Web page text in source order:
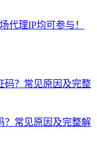
代理IP均可参与！
？常见原因及完整解